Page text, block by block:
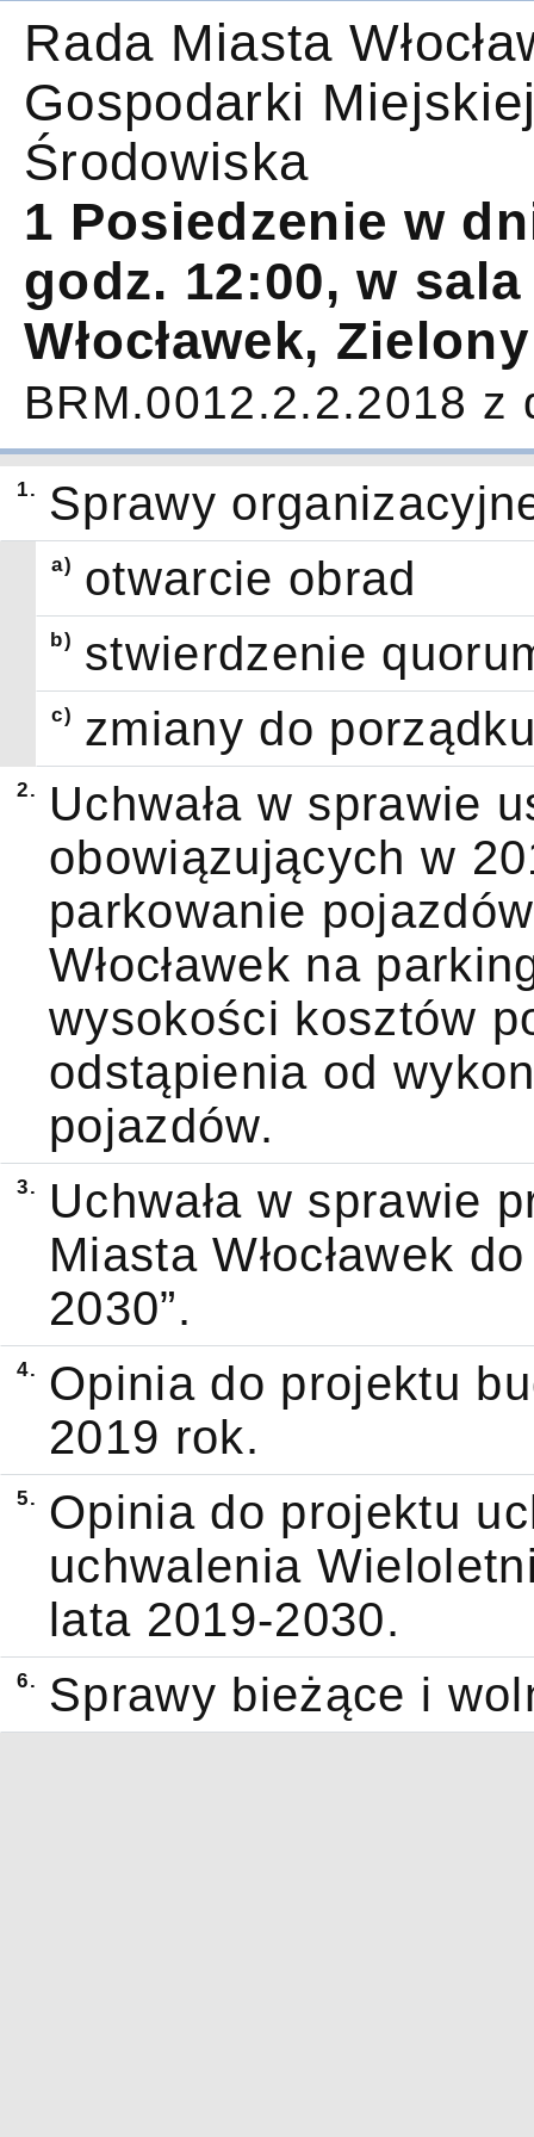
Rada Miasta
Gospodarki
Środowiska
1 Posiedzenie w
godz. 12:00, w
Włocławek,
BRM.0012.2.2.2018 z
1. Sprawy
a) otwarcie obrad
b) stwierdzenie
c) zmiany do
2.
Uchwała w sprawie
obowiązujących w
parkowanie
Włocławek na
wysokości kosztów
odstąpienia od
pojazdów.
3.
Uchwała w sprawie
Miasta Włocławek
2030”.
4.
Opinia do projektu
2019 rok.
5.
Opinia do projektu
uchwalenia
lata 2019-2030.
6. Sprawy bieżące i